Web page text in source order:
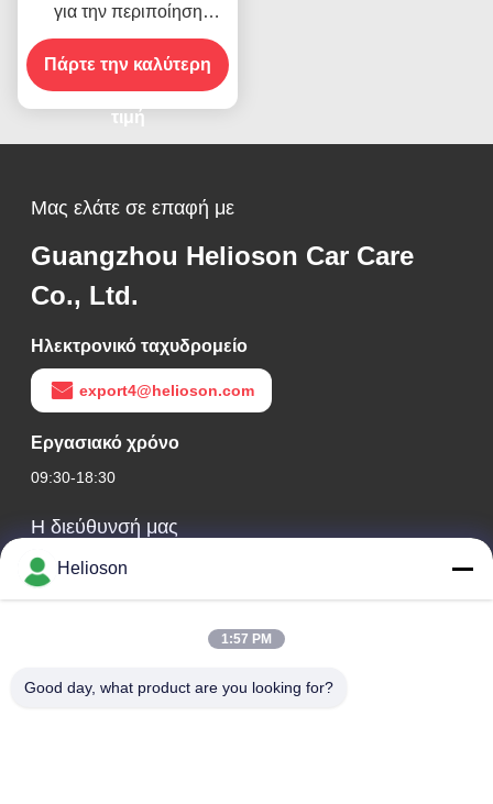
για την περιποίηση
αυτοκινήτων Παρμπρίζ
Αυτοκινήτων Συσκευή
τρίψης 1000 Ακατέργαστα
πολίσματα
Πάρτε την καλύτερη
τιμή
Μας ελάτε σε επαφή με
Guangzhou Helioson Car Care
Co., Ltd.
Ηλεκτρονικό ταχυδρομείο
export4@helioson.com
Εργασιακό χρόνο
09:30-18:30
Η διεύθυνσή μας
Διεύθυνση Εταιρείας
Δωμάτιο 1801-1803, κτίριο Α3, κεντρική πλατεία της
Οδός Λονγκντόνγκ αριθ. 8, βιομηχανικό πάρκο υψηλής
Helioson
1:57 PM
Good day, what product are you looking for?